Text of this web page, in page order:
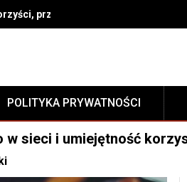
przepisy i przeciwwskazania
POLITYKA PRYWATNOŚCI
sieci i umiejętność